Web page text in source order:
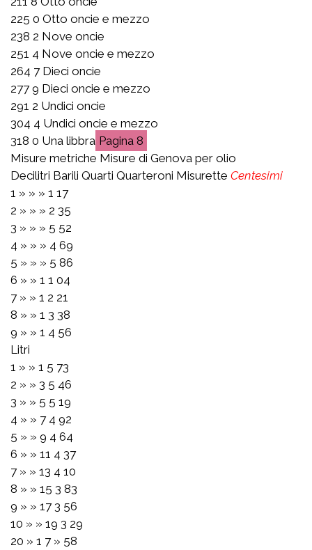
225 0 Otto oncie e mezzo
238 2 Nove oncie
251 4 Nove oncie e mezzo
264 7 Dieci oncie
277 9 Dieci oncie e mezzo
291 2 Undici oncie
304 4 Undici oncie e mezzo
318 0 Una libbra
8
Misure metriche Misure di Genova per olio
Decilitri Barili Quarti Quarteroni Misurette Centesimi
1 » » » 1 17
2 » » » 2 35
3 » » » 5 52
4 » » » 4 69
5 » » » 5 86
6 » » 1 1 04
7 » » 1 2 21
8 » » 1 3 38
9 » » 1 4 56
Litri
1 » » 1 5 73
2 » » 3 5 46
3 » » 5 5 19
4 » » 7 4 92
5 » » 9 4 64
6 » » 11 4 37
7 » » 13 4 10
8 » » 15 3 83
9 » » 17 3 56
10 » » 19 3 29
20 » 1 7 » 58